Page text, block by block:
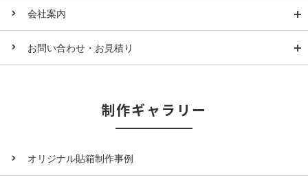
会社案内
お問い合わせ・お見積り
制作ギャラリー
オリジナル貼箱制作事例